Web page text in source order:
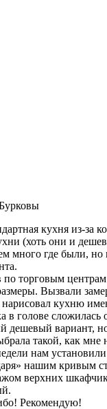
кухня из-за
(хоть они и
много где были, но
по торговым
Вызвали
кухню
в голове сложилась
дешевый вариант,
такой, как мне
нам
нашим кривым
верхних
Рекомендую!